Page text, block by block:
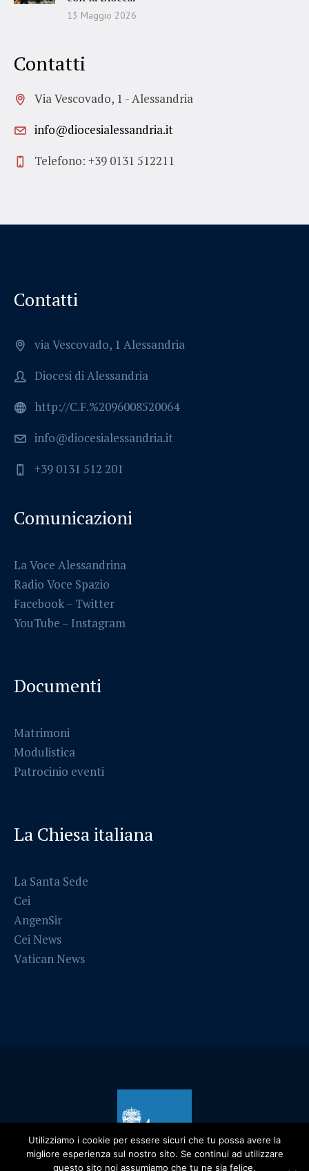
13 Maggio 2026
Contatti
Via Vescovado, 1 - Alessandria
info@diocesialessandria.it
Telefono: +39 0131 512211
Contatti
via Vescovado, 1 Alessandria
Diocesi di Alessandria
http://C.F.%2096008520064
info@diocesialessandria.it
+39 0131 512 201
Comunicazioni
La Voce Alessandrina
Radio Voce Spazio
Facebook– Twitter
YouTube – Instagram
Documenti
Matrimoni
Modulistica
Patrocinio eventi
La Chiesa italiana
La Santa Sede
Cei
AngenSir
Cei News
Vatican News
Utilizziamo i cookie per essere sicuri che tu possa avere la
migliore esperienza sul nostro sito. Se continui ad utilizzare
questo sito noi assumiamo che tu ne sia felice.